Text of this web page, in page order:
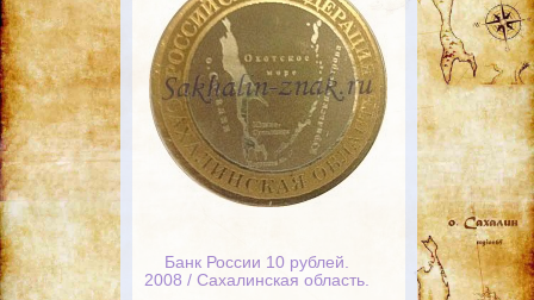
Банк России 10 рублей.
2008 / Сахалинская область.